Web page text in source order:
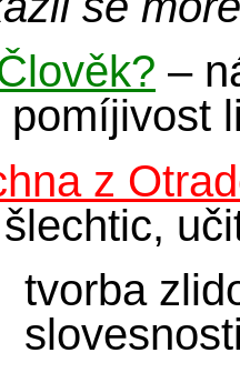
–
pomíjivost
z
tvorba